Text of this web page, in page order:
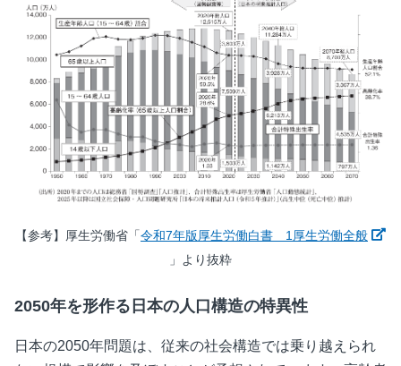
【参考】厚生労働省「令和7年版厚生労働白書 1厚生労働全般
新しいウィンドウで開く
」より抜粋
2050年を形作る日本の人口構造の特異性
日本の2050年問題は、従来の社会構造では乗り越えられ